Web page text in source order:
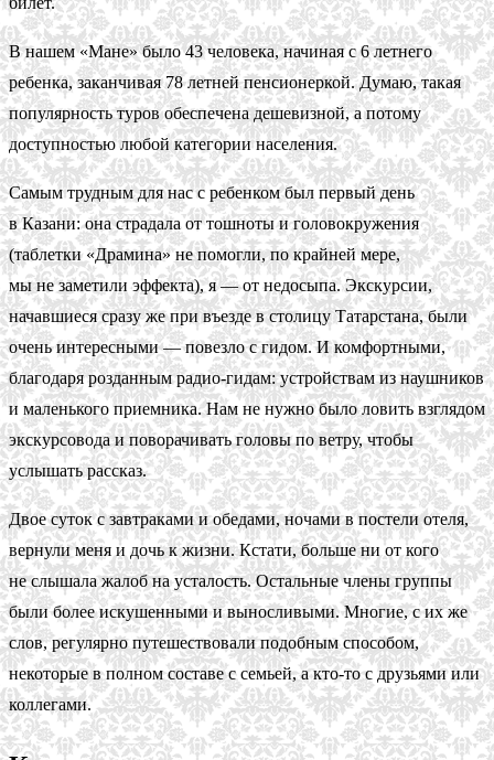
В нашем «Мане» было 43 человека, начиная с 6 летнего
ребенка, заканчивая 78 летней пенсионеркой. Думаю, такая
популярность туров обеспечена дешевизной, а потому
доступностью любой категории населения.
Самым трудным для нас с ребенком был первый день
в Казани: она страдала от тошноты и головокружения
(таблетки «Драмина» не помогли, по крайней мере,
мы не заметили эффекта), я — от недосыпа. Экскурсии,
начавшиеся сразу же при въезде в столицу Татарстана, были
очень интересными — повезло с гидом. И комфортными,
благодаря розданным радио-гидам: устройствам из наушников
и маленького приемника. Нам не нужно было ловить взглядом
экскурсовода и поворачивать головы по ветру, чтобы
услышать рассказ.
Двое суток с завтраками и обедами, ночами в постели отеля,
вернули меня и дочь к жизни. Кстати, больше ни от кого
не слышала жалоб на усталость. Остальные члены группы
были более искушенными и выносливыми. Многие, с их же
слов, регулярно путешествовали подобным способом,
некоторые в полном составе с семьей, а кто-то с друзьями или
коллегами.